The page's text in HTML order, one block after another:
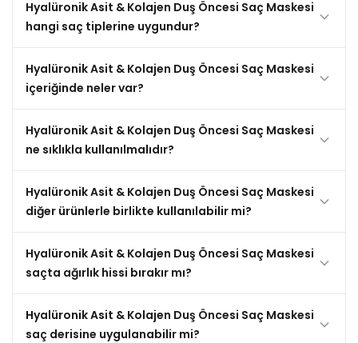
Hyalüronik Asit & Kolajen Duş Öncesi Saç Maskesi
hangi saç tiplerine uygundur?
Hyalüronik Asit & Kolajen Duş Öncesi Saç Maskesi
içeriğinde neler var?
Hyalüronik Asit & Kolajen Duş Öncesi Saç Maskesi
ne sıklıkla kullanılmalıdır?
Hyalüronik Asit & Kolajen Duş Öncesi Saç Maskesi
diğer ürünlerle birlikte kullanılabilir mi?
Hyalüronik Asit & Kolajen Duş Öncesi Saç Maskesi
saçta ağırlık hissi bırakır mı?
Hyalüronik Asit & Kolajen Duş Öncesi Saç Maskesi
saç derisine uygulanabilir mi?